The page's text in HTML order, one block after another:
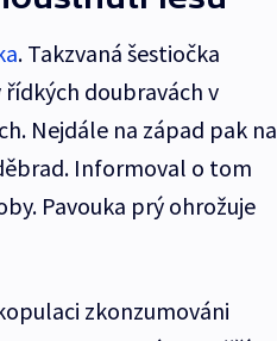
. Takzvaná šestiočka
doubravách v
Nejdále na západ pak na
Informoval o tom
Pavouka prý ohrožuje
zkonzumováni